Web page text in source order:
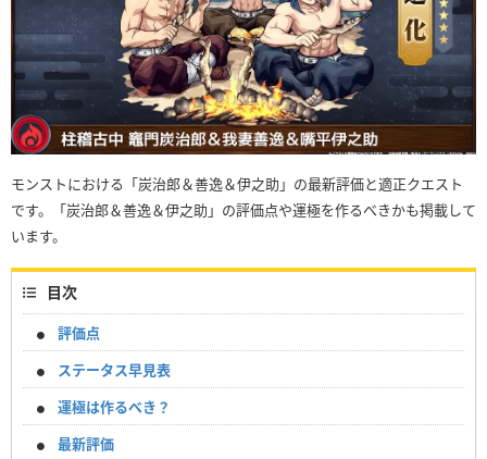
モンストにおける「炭治郎＆善逸＆伊之助」の最新評価と適正クエスト
です。「炭治郎＆善逸＆伊之助」の評価点や運極を作るべきかも掲載して
います。
目次
評価点
ステータス早見表
運極は作るべき？
最新評価